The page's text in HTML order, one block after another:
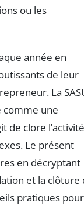
ou les
année en
de leur
La
comme une
de clore
Le présent
en décryptant
et la clôture
pratiques pour